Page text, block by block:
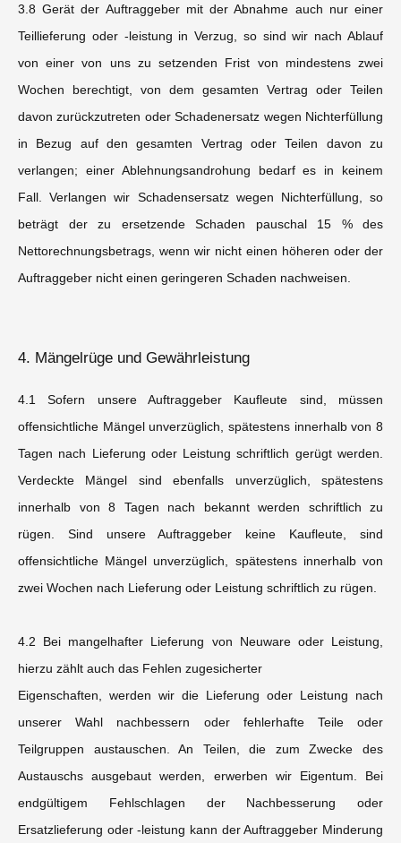
3.8 Gerät der Auftraggeber mit der Abnahme auch nur einer
Teillieferung oder -leistung in Verzug, so sind wir nach Ablauf
von einer von uns zu setzenden Frist von mindestens zwei
Wochen berechtigt, von dem gesamten Vertrag oder Teilen
davon zurückzutreten oder Schadenersatz wegen Nichterfüllung
in Bezug auf den gesamten Vertrag oder Teilen davon zu
verlangen; einer Ablehnungsandrohung bedarf es in keinem
Fall. Verlangen wir Schadensersatz wegen Nichterfüllung, so
beträgt der zu ersetzende Schaden pauschal 15 % des
Nettorechnungsbetrags, wenn wir nicht einen höheren oder der
Auftraggeber nicht einen geringeren Schaden nachweisen.
4. Mängelrüge und Gewährleistung
4.1 Sofern unsere Auftraggeber Kaufleute sind, müssen
offensichtliche Mängel unverzüglich, spätestens innerhalb von 8
Tagen nach Lieferung oder Leistung schriftlich gerügt werden.
Verdeckte Mängel sind ebenfalls unverzüglich, spätestens
innerhalb von 8 Tagen nach bekannt werden schriftlich zu
rügen. Sind unsere Auftraggeber keine Kaufleute, sind
offensichtliche Mängel unverzüglich, spätestens innerhalb von
zwei Wochen nach Lieferung oder Leistung schriftlich zu rügen.
4.2 Bei mangelhafter Lieferung von Neuware oder Leistung,
hierzu zählt auch das Fehlen zugesicherter
Eigenschaften, werden wir die Lieferung oder Leistung nach
unserer Wahl nachbessern oder fehlerhafte Teile oder
Teilgruppen austauschen. An Teilen, die zum Zwecke des
Austauschs ausgebaut werden, erwerben wir Eigentum. Bei
endgültigem Fehlschlagen der Nachbesserung oder
Ersatzlieferung oder -leistung kann der Auftraggeber Minderung